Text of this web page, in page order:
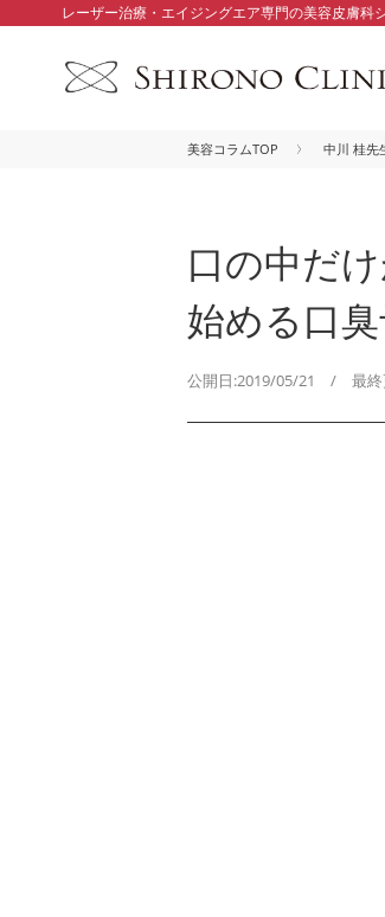
レーザー治療・エイジングエア専門の美容皮膚科
美容コラムTOP 中川 桂先
口の中だ
始める口
公開日:2019/05/21 / 最終